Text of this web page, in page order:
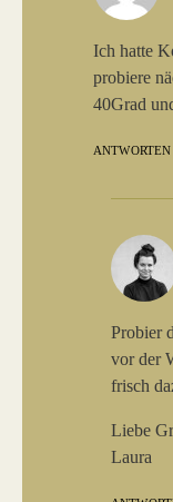
Ich hatte
probiere
40Grad
ANTWORTEN
Probier
vor der
frisch
Liebe
Laura